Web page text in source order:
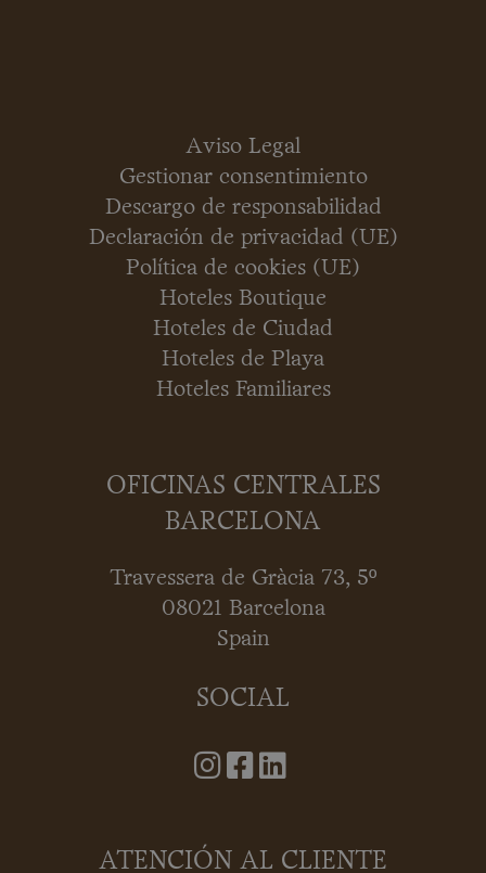
Aviso Legal
Gestionar consentimiento
Descargo de responsabilidad
Declaración de privacidad (UE)
Política de cookies (UE)
Hoteles Boutique
Hoteles de Ciudad
Hoteles de Playa
Hoteles Familiares
OFICINAS CENTRALES
BARCELONA
Travessera de Gràcia 73, 5º
08021 Barcelona
Spain
SOCIAL
ATENCIÓN AL CLIENTE